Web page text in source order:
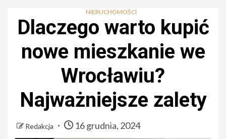
NIERUCHOMOŚCI
Dlaczego warto kupić
nowe mieszkanie we
Wrocławiu?
Najważniejsze zalety
Redakcja 16 grudnia, 2024